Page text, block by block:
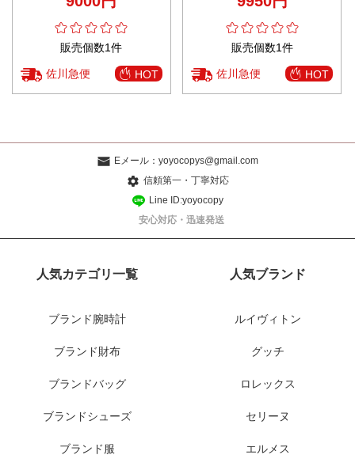
販売個数1件
佐川急便 HOT
販売個数1件
佐川急便 HOT
Eメール： yoyocopys@gmail.com
信頼第一・丁寧対応
Line ID:yoyocopy
安心対応・迅速発送
人気カテゴリ一覧
ブランド腕時計
ブランド財布
ブランドバッグ
ブランドシューズ
ブランド服
人気ブランド
ルイヴィトン
グッチ
ロレックス
セリーヌ
エルメス